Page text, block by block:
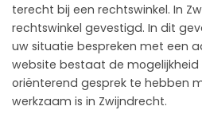
terecht bij een rechtswinkel. In
rechtswinkel gevestigd. In dit
uw situatie bespreken met een
website bestaat de
oriënterend gesprek te hebben
werkzaam is in Zwijndrecht.